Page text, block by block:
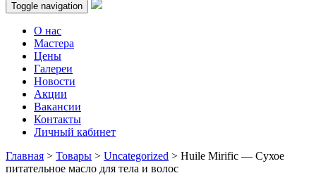
Toggle navigation
О нас
Мастера
Цены
Галереи
Новости
Акции
Вакансии
Контакты
Личный кабинет
Главная > Товары > Uncategorized > Huile Mirific — Сухое
питательное масло для тела и волос